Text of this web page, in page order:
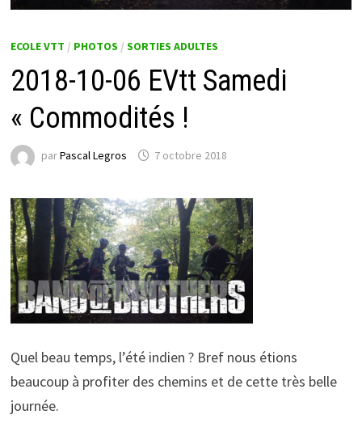
ECOLE VTT / PHOTOS / SORTIES ADULTES
2018-10-06 EVtt Samedi
« Commodités !
parPascal Legros 7 octobre 2018
Quel beau temps, l’été indien ? Bref nous étions
beaucoup à profiter des chemins et de cette très belle
journée.